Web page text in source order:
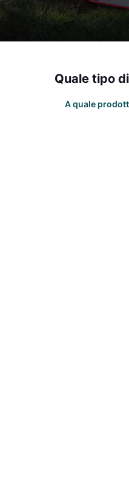
Quale tipo
A quale